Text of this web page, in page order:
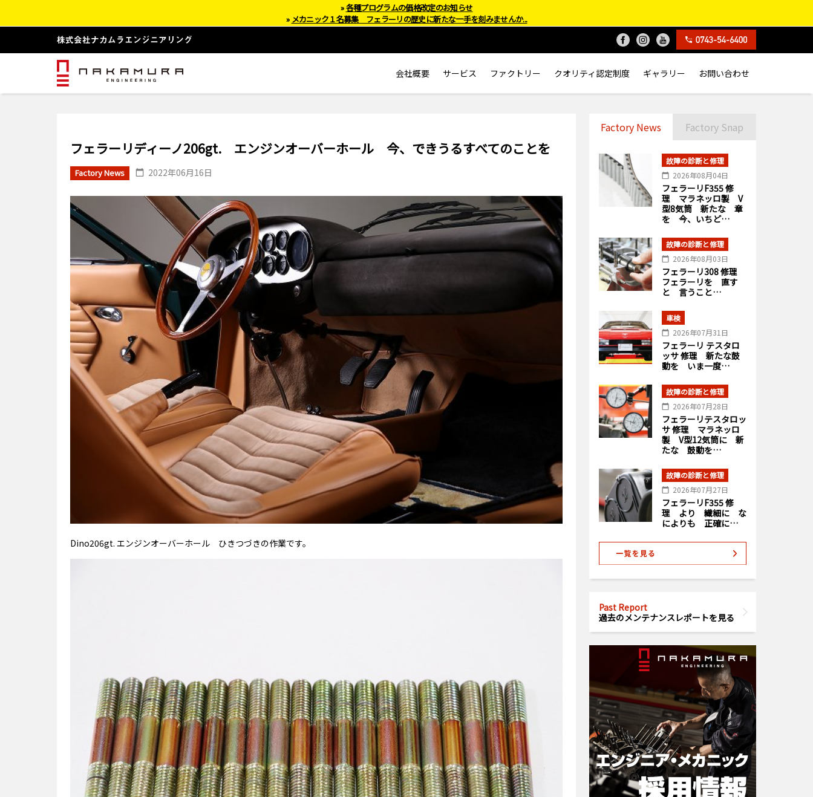
会社概要 サービス ファクトリー クオリティ認定制度 ギャラリー お問い合わせ
フェラーリディーノ206gt. エンジンオーバーホール 今、できうるすべてのことを
Factory News 2022年06月16日
Dino206gt. エンジンオーバーホール ひきつづきの作業です。
Factory News Factory Snap
故障の診断と修理
2026年08月04日
フェラーリF355 修
理 マラネッロ製 V
型8気筒 新たな 章
を 今、いちど…
故障の診断と修理
2026年08月03日
フェラーリ308 修理
フェラーリを 直す
と 言うこと…
車検
2026年07月31日
フェラーリ テスタロ
ッサ 修理 新たな鼓
動を いま一度…
故障の診断と修理
2026年07月28日
フェラーリテスタロッ
サ 修理 マラネッロ
製 V型12気筒に 新
たな 鼓動を…
故障の診断と修理
2026年07月27日
フェラーリF355 修
理 より 繊細に な
によりも 正確に…
Past Report
過去のメンテナンスレポートを見る
»各種プログラムの価格改定のお知らせ
» メカニック１名募集 フェラーリの歴史に新たな一手を刻みませんか...